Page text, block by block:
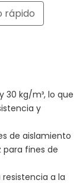
rápido
30 kg/m³, lo que
y
de aislamiento
fines de
resistencia a la
estrictos
por sus
capacidades
es crítica.
a regular
los
más rápido a
con los
calor más
el proceso de
de grafito.
ideal para
lo que
del EPS
la eficiencia